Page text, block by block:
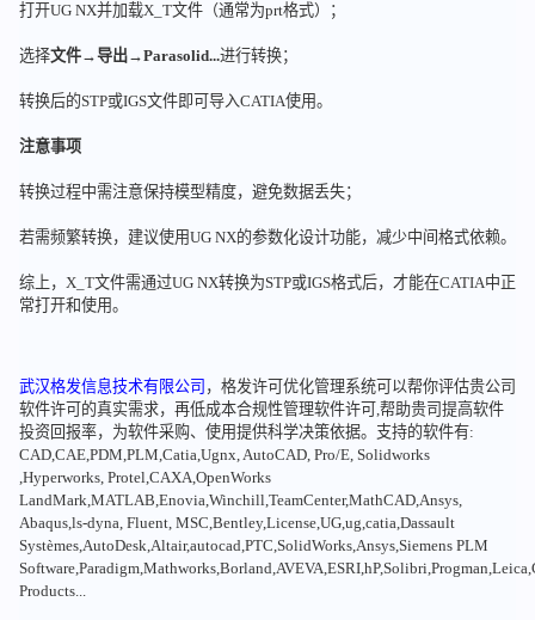
打开UG NX并加载X_T文件（通常为prt格式）；
选择文件→导出→Parasolid...进行转换；
转换后的STP或IGS文件即可导入CATIA使用。
注意事项
转换过程中需注意保持模型精度，避免数据丢失；
若需频繁转换，建议使用UG NX的参数化设计功能，减少中间格式依赖。
综上，X_T文件需通过UG NX转换为STP或IGS格式后，才能在CATIA中正
常打开和使用。
武汉格发信息技术有限公司 ，格发许可优化管理系统可以帮你评估贵公司
软件许可的真实需求，再低成本合规性管理软件许可,帮助贵司提高软件
投资回报率，为软件采购、使用提供科学决策依据。支持的软件有:
CAD,CAE,PDM,PLM,Catia,Ugnx, AutoCAD, Pro/E, Solidworks
,Hyperworks, Protel,CAXA,OpenWorks
LandMark,MATLAB,Enovia,Winchill,TeamCenter,MathCAD,Ansys,
Abaqus,ls-dyna, Fluent, MSC,Bentley,License,UG,ug,catia,Dassault
Systèmes,AutoDesk,Altair,autocad,PTC,SolidWorks,Ansys,Siemens PLM
Products...